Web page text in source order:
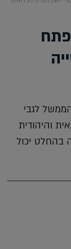
לגבי
והיהודית
בהחלט יכול